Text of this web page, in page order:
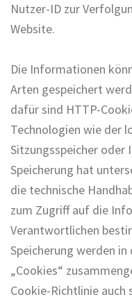
Nutzer-ID zur
Website.
Die Informationen
Arten gespeichert
dafür sind HTTP-
Technologien wie der
Sitzungsspeicher oder
Speicherung hat
die technische
zum Zugriff auf die
Verantwortlichen
Speicherung werden
„Cookies“
Cookie-Richtlinie auch